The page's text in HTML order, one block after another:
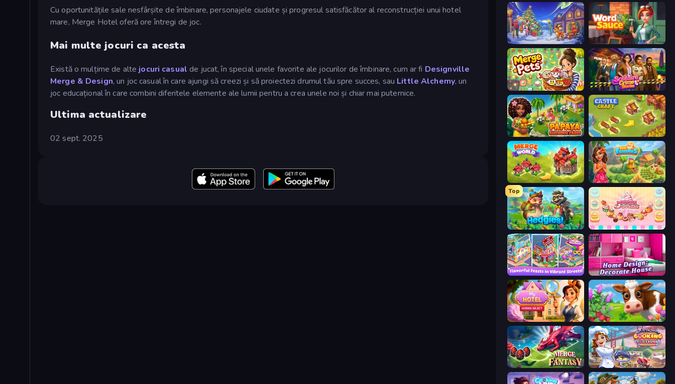
Cu oportunitățile sale nesfârșite de îmbinare, personajele ciudate și progresul satisfăcător al reconstrucției unui hotel
mare, Merge Hotel oferă ore întregi de joc.
Mai multe jocuri ca acesta
Există o mulțime de alte jocuri casual de jucat, în special unele favorite ale jocurilor de îmbinare, cum ar fi Designville
Merge & Design, un joc casual în care ajungi să creezi și să proiectezi drumul tău spre succes, sau Little Alchemy, un
joc educațional în care combini diferitele elemente ale lumii pentru a crea unele noi și chiar mai puternice.
Ultima actualizare
02 sept. 2025
Snow Farm Happy New Year Word Sauce
Merge Pets Solitaire Crime Stories
Papaya Summer Farm Castle Craft
Merge World The Farmers
Top
Hedgies Merge Cakes
Mom's Diary 2 Home Design: Decorate House
Hidden Object: My Hotel Country Life Meadows
Merge Fantasy Cooking Festival